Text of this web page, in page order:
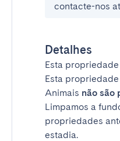
contacte-nos
Detalhes
Esta
Esta
Animais não são
Limpamos a
propriedades
estadia.